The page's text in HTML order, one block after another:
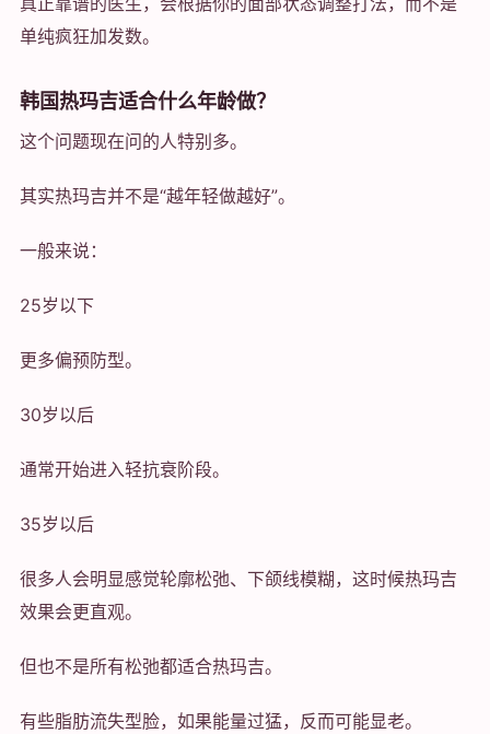
单纯疯狂加发数。
韩国热玛吉适合什么年龄做？
这个问题现在问的人特别多。
其实热玛吉并不是“越年轻做越好”。
一般来说：
25岁以下
更多偏预防型。
30岁以后
通常开始进入轻抗衰阶段。
35岁以后
很多人会明显感觉轮廓松弛、下颌线模糊，这时候热玛吉
效果会更直观。
但也不是所有松弛都适合热玛吉。
有些脂肪流失型脸，如果能量过猛，反而可能显老。